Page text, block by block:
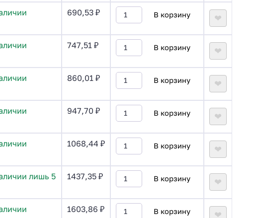
690,53 ₽ В корзину ❤
747,51 ₽ В корзину ❤
860,01 ₽ В корзину ❤
947,70 ₽ В корзину ❤
1068,44 ₽ В корзину ❤
лишь 5 1437,35 ₽ В корзину ❤
1603,86 ₽ В корзину ❤